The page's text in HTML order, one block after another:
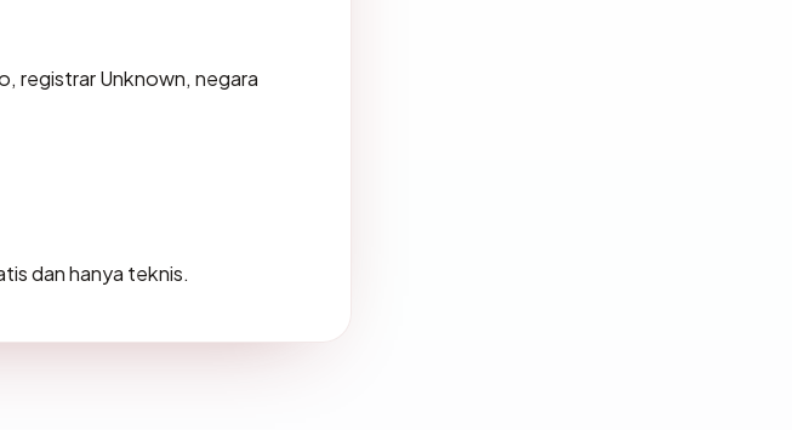
registrar Unknown, negara
dan hanya teknis.